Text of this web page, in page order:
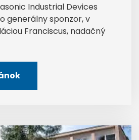
Industrial Devices
generálny sponzor, v
Franciscus, nadačný